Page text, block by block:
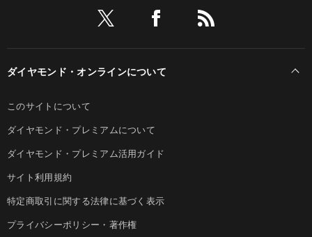
ダイヤモンド・オンラインについて
このサイトについて
ダイヤモンド・プレミアムについて
ダイヤモンド・プレミアム活用ガイド
サイト利用規約
特定商取引に関する法律に基づく表示
プライバシーポリシー・著作権